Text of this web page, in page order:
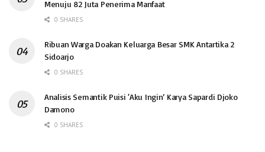
Menuju 82 Juta Penerima Manfaat
0 SHARES
Ribuan Warga Doakan Keluarga Besar SMK Antartika 2
Sidoarjo
0 SHARES
Analisis Semantik Puisi ‘Aku Ingin’ Karya Sapardi Djoko
Damono
0 SHARES